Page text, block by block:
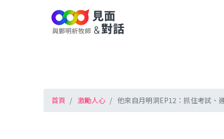
首頁 激勵人心 他來自月明洞EP12：抓住考試、